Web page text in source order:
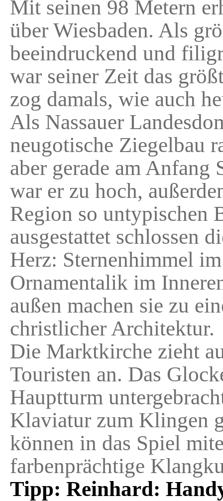
Mit seinen 98 Metern
über Wiesbaden. Als
beeindruckend und
war seiner Zeit das
zog damals, wie auch
Als Nassauer
neugotische Ziegelbau
aber gerade am Anfang
war er zu hoch,
Region so
ausgestattet schlossen
Herz: Sternenhimmel
Ornamentalik im
außen machen sie zu
christlicher Architektur.
Die Marktkirche zieht
Touristen an. Das
Hauptturm
Klaviatur zum Klingen
können in das Spiel
farbenprächtige
Tipp: Reinhard: